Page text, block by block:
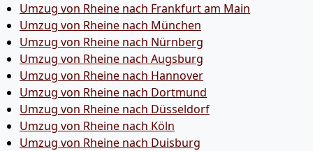
Umzug von Rheine nach Frankfurt am Main
Umzug von Rheine nach München
Umzug von Rheine nach Nürnberg
Umzug von Rheine nach Augsburg
Umzug von Rheine nach Hannover
Umzug von Rheine nach Dortmund
Umzug von Rheine nach Düsseldorf
Umzug von Rheine nach Köln
Umzug von Rheine nach Duisburg